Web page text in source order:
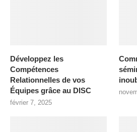
Développez les
Compétences
Relationnelles de vos
Équipes grâce au DISC
février 7, 2025